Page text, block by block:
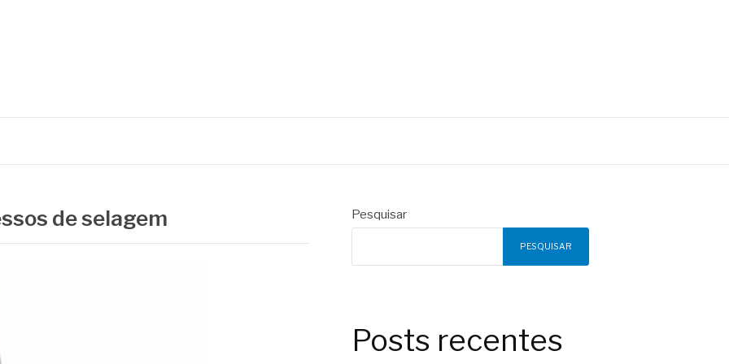
de selagem Pesquisar
PESQUISAR
Posts recentes